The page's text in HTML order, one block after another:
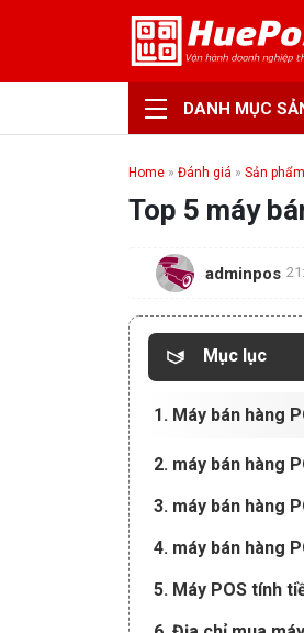
DANH MỤC
Home » Đánh giá » Sản
Top 5 máy
adminpos
Mục lục
1. Máy bán hàng
2. máy bán hàng
3. máy bán hàng
4. máy bán hàng
5. Máy POS tính